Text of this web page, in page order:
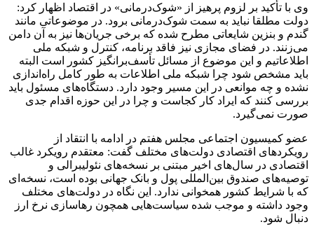
وی با تأکید بر لزوم پرهیز از «شوک‌درمانی» در اقتصاد اظهار کرد:
دولت مطلقا نباید به سمت شوک‌درمانی برود. در موضوعاتی مانند
گندم و بنزین شایعاتی مطرح شده که برخی جریان‌ها نیز به آن دامن
می‌زنند. در فضای مجازی نیز فاقد برنامه، کنترل و شبکه ملی
اطلاعاتیم و این موضوع از مسائل تأسف‌برانگیز کشور است البته
باید مشخص شود چرا شبکه ملی اطلاعات به طور کامل راه‌اندازی
نشده و چه موانعی در این مسیر وجود دارد. دستگاه‌های مسئول باید
بررسی کنند که ایراد کار کجاست و چرا در این حوزه اقدام جدی
صورت نمی‌گیرد.
عضو کمیسیون اجتماعی مجلس هفتم در ادامه با انتقاد از
رویکردهای اقتصادی دولت‌های مختلف گفت: معتقدم رویکرد غالب
اقتصادی در سال‌های اخیر مبتنی بر نسخه‌های نئولیبرالی و
توصیه‌های صندوق بین‌المللی پول و بانک جهانی بوده است، نسخه‌ای
که با شرایط کشور همخوانی ندارد. این نگاه در دولت‌های مختلف
وجود داشته و موجب شده سیاست‌هایی همچون رهاسازی نرخ ارز
دنبال شود.